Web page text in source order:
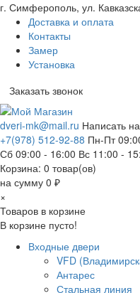
г. Симферополь, ул.
Доставка и оплата
Контакты
Замер
Установка
Заказать звонок
dveri-mk@mail.ru Написать
+7(978) 512-92-88 Пн-Пт
Сб 09:00 - 16:00 Вс 11:00 -
Корзина: 0 товар(ов)
на сумму 0 ₽
×
Товаров в корзине
В корзине пусто!
Входные двери
VFD
Антарес
Стальная линия